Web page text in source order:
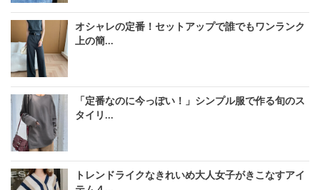
オシャレの定番！セットアップで誰でもワンランク
上の簡...
「定番なのに今っぽい！」シンプル服で作る旬のス
タイリ...
トレンドライクなきれいめ大人女子がきこなすアイ